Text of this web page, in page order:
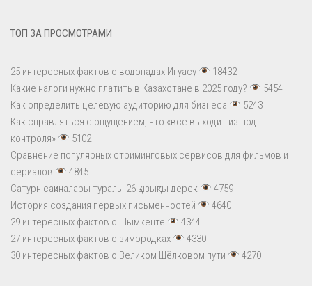
ТОП ЗА ПРОСМОТРАМИ
25 интересных фактов о водопадах Игуасу
18432
Какие налоги нужно платить в Казахстане в 2025 году?
5454
Как определить целевую аудиторию для бизнеса
5243
Как справляться с ощущением, что «всё выходит из-под
контроля»
5102
Сравнение популярных стриминговых сервисов для фильмов и
сериалов
4845
Сатурн сақиналары туралы 26 қызықты дерек
4759
История создания первых письменностей
4640
29 интересных фактов о Шымкенте
4344
27 интересных фактов о зимородках
4330
30 интересных фактов о Великом Шёлковом пути
4270